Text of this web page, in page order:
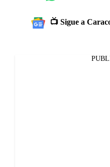
📺 Sigue a